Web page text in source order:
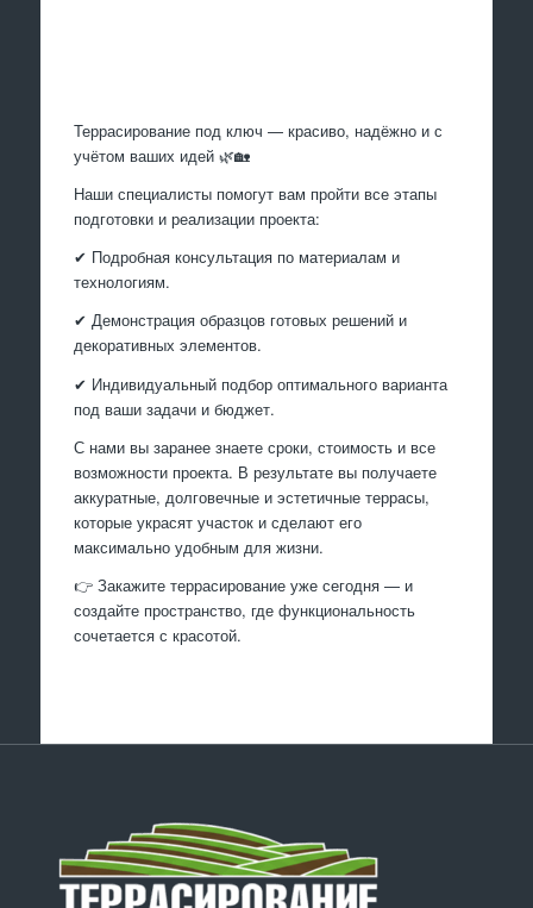
Террасирование под ключ — красиво, надёжно и с
учётом ваших идей 🌿🏡
Наши специалисты помогут вам пройти все этапы
подготовки и реализации проекта:
✔ Подробная консультация по материалам и
технологиям.
✔ Демонстрация образцов готовых решений и
декоративных элементов.
✔ Индивидуальный подбор оптимального варианта
под ваши задачи и бюджет.
С нами вы заранее знаете сроки, стоимость и все
возможности проекта. В результате вы получаете
аккуратные, долговечные и эстетичные террасы,
которые украсят участок и сделают его
максимально удобным для жизни.
👉 Закажите террасирование уже сегодня — и
создайте пространство, где функциональность
сочетается с красотой.